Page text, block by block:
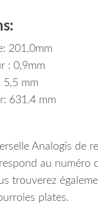
201,0mm
: 0,9mm
5,5 mm
631.4 mm
Analogis de
au numéro
trouverez
plates.